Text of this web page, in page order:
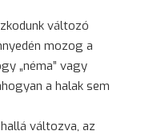
változó
mozog a
„néma” vagy
a halak sem
változva, az